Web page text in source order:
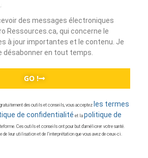
des messages électroniques
Ressources.ca, qui concerne le
à jour importantes et le contenu. Je
désabonner en tout temps.
GO !
des outils et conseils, vous acceptez les termes
de confidentialité et la politique de
Ces outils et conseils ont pour but d’améliorer votre santé.
de leur utilisation et de l’interprétation que vous avez de ceux-ci.